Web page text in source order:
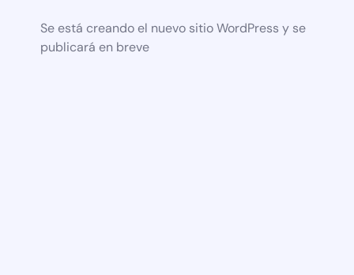
Se está creando el nuevo sitio WordPress y se
publicará en breve